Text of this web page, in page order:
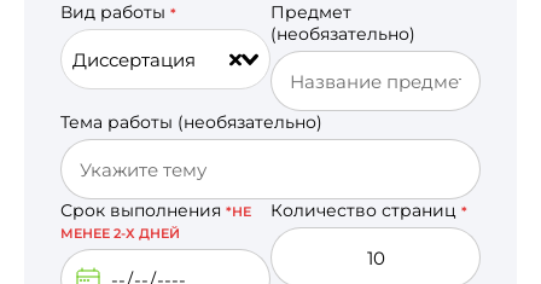
Вид работы *
Диссертация
Предмет
(необязательно)
Тема работы (необязательно)
Срок выполнения *НЕ
МЕНЕЕ 2-Х ДНЕЙ
Количество страниц *